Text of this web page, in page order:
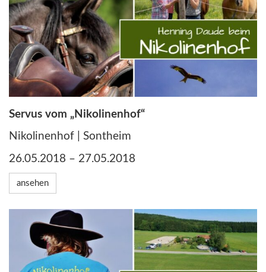
Servus vom „Nikolinenhof“
Nikolinenhof | Sontheim
26.05.2018 – 27.05.2018
ansehen